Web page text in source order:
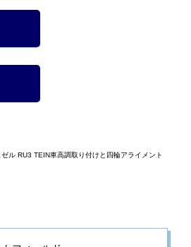
ゼル RU3 TEIN車高調取り付けと四輪アライメント